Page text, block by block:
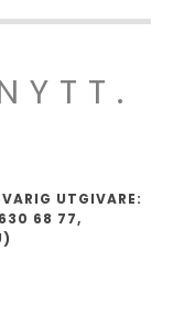
UTGIVARE:
68 77,